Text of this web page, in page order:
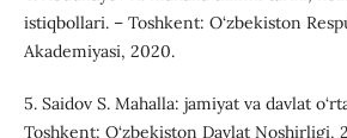
istiqbollari. – Toshkent: O‘zbekiston
Akademiyasi, 2020.
5. Saidov S. Mahalla: jamiyat va davlat
Toshkent: O‘zbekiston Davlat Noshirligi,